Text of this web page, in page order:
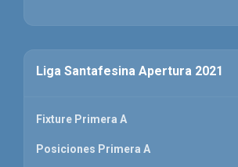
Liga Santafesina Apertura 2021
Fixture Primera A
Posiciones Primera A